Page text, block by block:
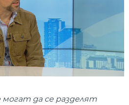
могат да се разделят